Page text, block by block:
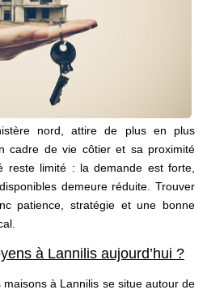
nord, attire de plus en plus
cadre de vie côtier et sa proximité
reste limité : la demande est forte,
demeure réduite. Trouver
patience, stratégie et une bonne
à Lannilis aujourd’hui ?
à Lannilis se situe autour de